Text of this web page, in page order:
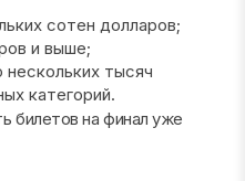
сотен долларов;
и выше;
тысяч
категорий.
билетов на финал уже